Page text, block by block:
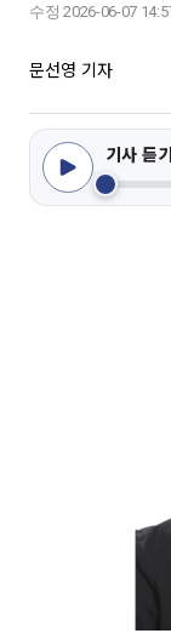
수정 2026-06-07
문선영 기자
기사 듣기